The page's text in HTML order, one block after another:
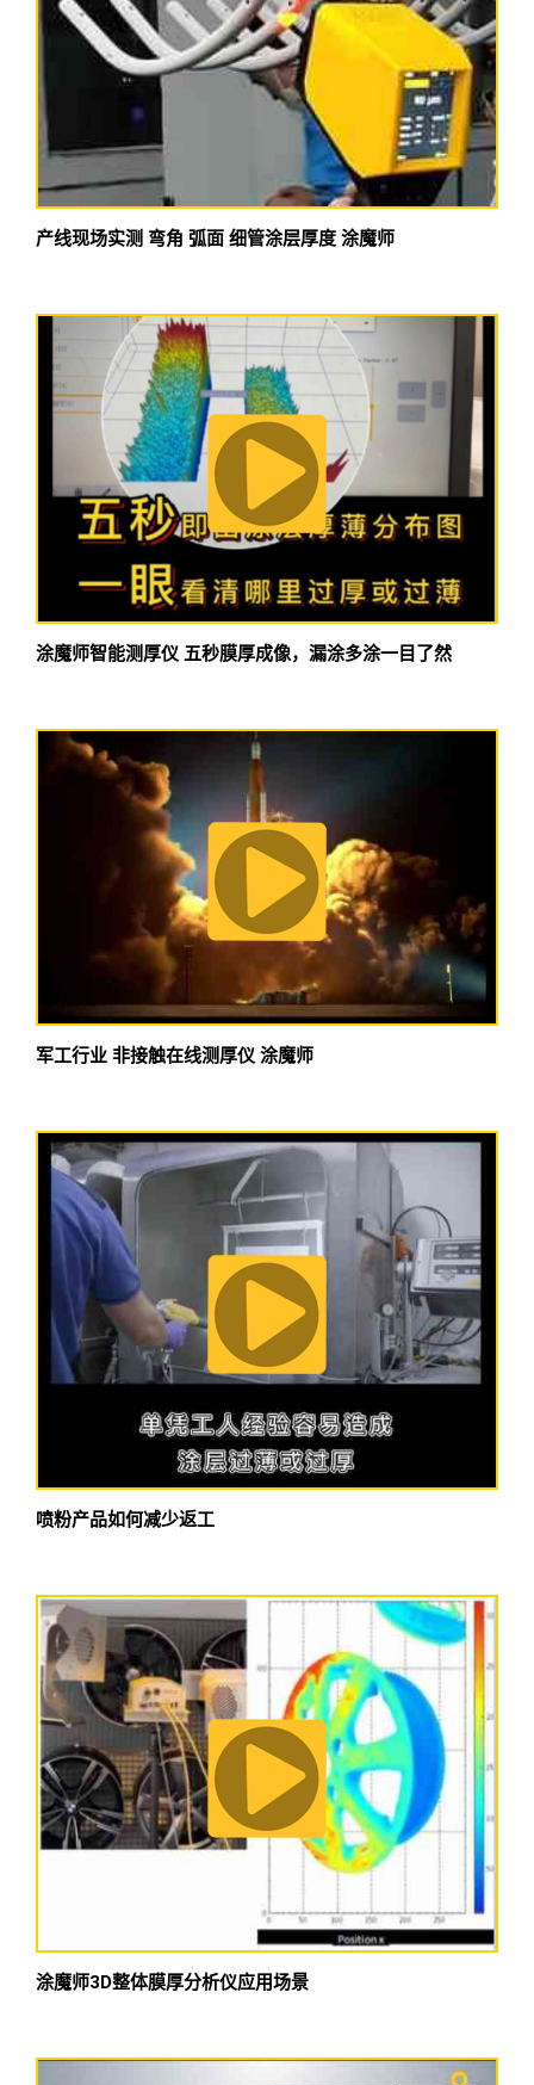
产线现场实测 弯角 弧面 细管涂层厚度 涂魔师
涂魔师智能测厚仪 五秒膜厚成像，漏涂多涂一目了然
军工行业 非接触在线测厚仪 涂魔师
喷粉产品如何减少返工
涂魔师3D整体膜厚分析仪应用场景